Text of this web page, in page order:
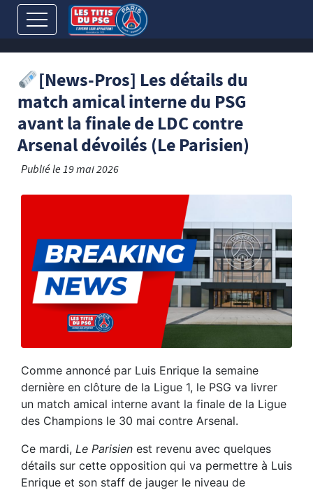
[News-Pros] Les détails du
match amical interne du PSG
avant la finale de LDC contre
Arsenal dévoilés (Le Parisien)
Publié le19 mai 2026
Comme annoncé par Luis Enrique la semaine
dernière en clôture de la Ligue 1, le PSG va livrer
un match amical interne avant la finale de la Ligue
des Champions le 30 mai contre Arsenal.
Ce mardi, Le Parisien est revenu avec quelques
détails sur cette opposition qui va permettre à Luis
Enrique et son staff de jauger le niveau de